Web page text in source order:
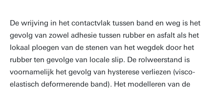
De wrijving in het contactvlak tussen band en weg is het
gevolg van zowel adhesie tussen rubber en asfalt als het
lokaal ploegen van de stenen van het wegdek door het
rubber ten gevolge van locale slip. De rolweerstand is
voornamelijk het gevolg van hysterese verliezen (visco-
elastisch deformerende band). Het modelleren van de